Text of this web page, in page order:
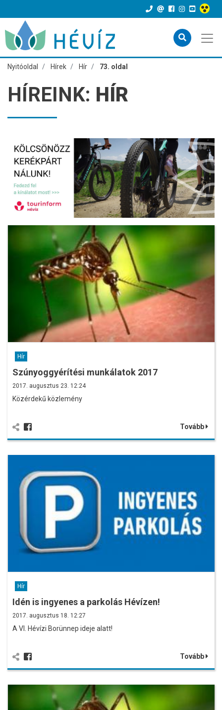
Nyitóoldal Hírek Hír 73. oldal
HÍREINK: HÍR
Hír
Szúnyoggyérítési munkálatok 2017
2017. augusztus 23. 12:24
Közérdekű közlemény
Tovább
Hír
Idén is ingyenes a parkolás Hévízen!
2017. augusztus 18. 12:27
A VI. Hévízi Borünnep ideje alatt!
Tovább